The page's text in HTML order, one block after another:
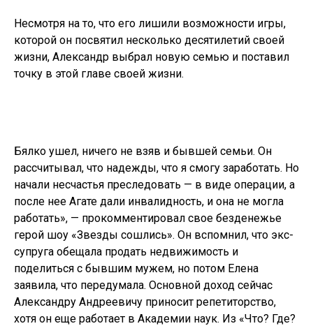
Несмотря на то, что его лишили возможности игры,
которой он посвятил несколько десятилетий своей
жизни, Александр выбрал новую семью и поставил
точку в этой главе своей жизни.
Бялко ушел, ничего не взяв и бывшей семьи. Он
рассчитывал, что надежды, что я смогу заработать. Но
начали несчастья преследовать — в виде операции, а
после нее Агате дали инвалидность, и она не могла
работать», — прокомментировал свое безденежье
герой шоу «Звезды сошлись». Он вспомнил, что экс-
супруга обещала продать недвижимость и
поделиться с бывшим мужем, но потом Елена
заявила, что передумала. Основной доход сейчас
Александру Андреевичу приносит репетиторство,
хотя он еще работает в Академии наук. Из «Что? Где?